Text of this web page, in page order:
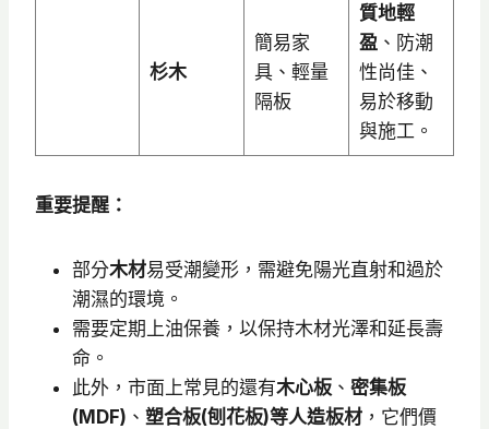
杉木
簡易家
具、輕量
隔板
質地輕
盈 、防潮
性尚佳、
易於移動
與施工。
重要提醒：
部分木材易受潮變形，需避免陽光直射和過於
潮濕的環境。
需要定期上油保養，以保持木材光澤和延長壽
命。
此外，市面上常見的還有木心板 、 密集板
(MDF) 、 塑合板(刨花板)等人造板材 ，它們價